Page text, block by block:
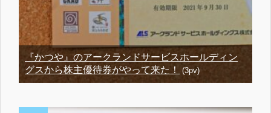
『かつや』のアークランドサービスホールディン
グスから株主優待券がやって来た！
(3pv)